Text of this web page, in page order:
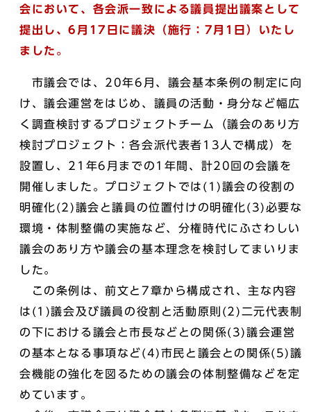
会において、各会派一致による議員提出議案として
提出し、6月17日に議決（施行：7月1日）いたし
ました。
市議会では、20年6月、議会基本条例の制定に向
け、議会運営をはじめ、議員の活動・身分など幅広
く調査検討するプロジェクトチーム（議会のあり方
検討プロジェクト：各会派代表者13人で構成）を
設置し、21年6月までの1年間、計20回の会議を
開催しました。プロジェクトでは(1)議会の役割の
明確化(2)議会と議員の位置付けの明確化(3)必要な
環境・体制整備の実施など、分権時代にふさわしい
議会のあり方や議会の基本理念を検討してまいりま
した。
この条例は、前文と7章から構成され、主な内容
は(1)議会及び議員の役割と活動原則(2)二元代表制
の下における議会と市長などとの関係(3)議会運営
の基本となる事項など(4)市民と議会との関係(5)議
会機能の強化を図るための議会の体制整備などを定
めています。